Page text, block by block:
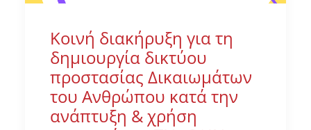
Κοινή διακήρυξη για τη
δημιουργία δικτύου
προστασίας Δικαιωμάτων
του Ανθρώπου κατά την
ανάπτυξη & χρήση